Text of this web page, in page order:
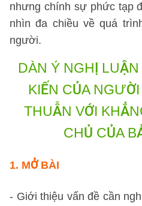
nhưng chính sự phức tạp
nhìn đa chiều về quá
người.
DÀN Ý NGHỊ
KIẾN CỦA
THUẪN VỚI
CHỦ CỦA
1. MỞ BÀI
- Giới thiệu vấn đề cần